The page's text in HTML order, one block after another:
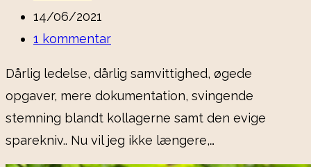
14/06/2021
1 kommentar
Dårlig ledelse, dårlig samvittighed, øgede
opgaver, mere dokumentation, svingende
stemning blandt kollagerne samt den evige
sparekniv.. Nu vil jeg ikke længere,…